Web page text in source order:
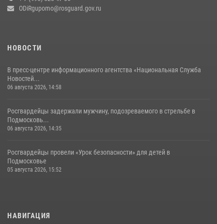
ODiRgupomo@rosguard.gov.ru
НОВОСТИ
В пресс-центре информационного агентства «Национальная Служба
Новостей...
06 августа 2026, 14:58
Росгвардейцы задержали мужчину, подозреваемого в стрельбе в
Подмосковь...
06 августа 2026, 14:35
Росгвардейцы провели «Урок безопасности» для детей в
Подмосковье
05 августа 2026, 15:52
НАВИГАЦИЯ